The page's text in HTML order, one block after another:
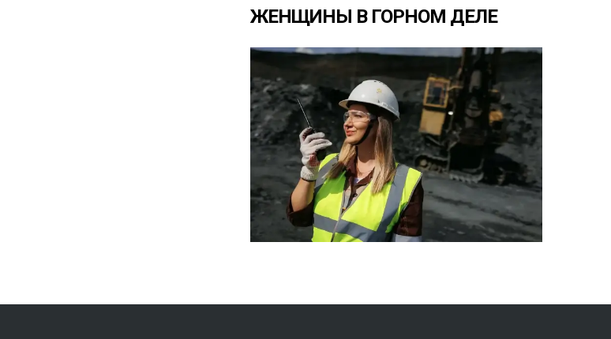
ЖЕНЩИНЫ В ГОРНОМ ДЕЛЕ